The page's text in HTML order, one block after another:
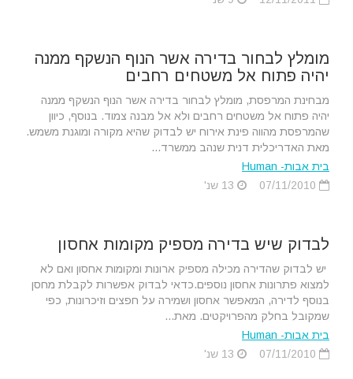
מומלץ לבחור בדירה אשר הנוף הנשקף ממנה
יהיה פתוח אל משטחים רחבים
מבחינת המרפסת, מומלץ לבחור בדירה אשר הנוף הנשקף ממנה
יהיה פתוח אל משטחים רחבים ולא אל מבנה צמוד. בנוסף, כיוון
שהמרפסת מהווה פינת אירוח יש לבדוק שהיא מקורה ומוגנת משמש.
מאת האדריכלית דנית שנהב ממשרד...
בית אבות- Human
לבדוק שיש בדירה מספיק מקומות אחסון
יש לבדוק שהדירה מכילה מספיק ארונות ומקומות אחסון ואם לא
למצוא פתרונות אחסון נוספים.כדאי לבדוק אפשרות לקבלת מחסן
בנוסף לדירה, המאפשר אחסון ושמירה על חפצים וזיכרונות, כפי
שמקובל בחלק מהפרויקטים. מאת...
בית אבות- Human